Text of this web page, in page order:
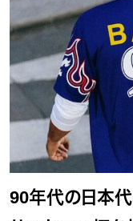
90年代の日本